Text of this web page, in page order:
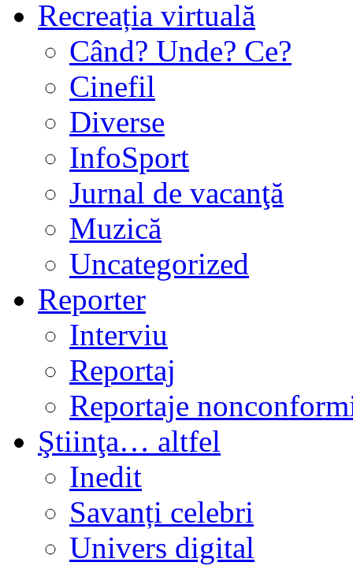
Recreația virtuală
Când? Unde? Ce?
Cinefil
Diverse
InfoSport
Jurnal de vacanţă
Muzică
Uncategorized
Reporter
Interviu
Reportaj
Reportaje
Ştiinţa… altfel
Inedit
Savanți celebri
Univers digital